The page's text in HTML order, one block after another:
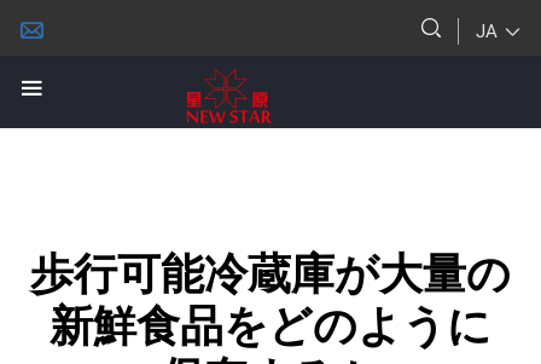
JA
歩行可能冷蔵庫が大量の
新鮮食品をどのように